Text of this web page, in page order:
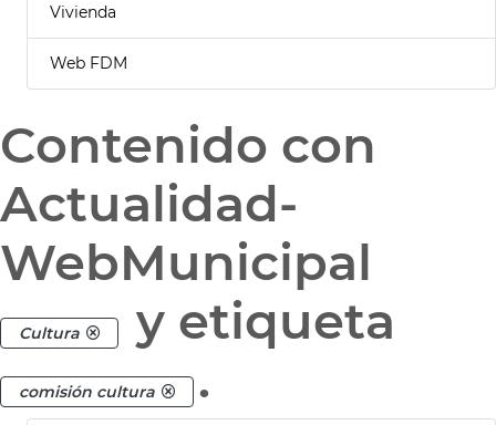
Vivienda
Web FDM
Contenido con
Actualidad-
WebMunicipal
Cultura y etiqueta
comisión cultura .